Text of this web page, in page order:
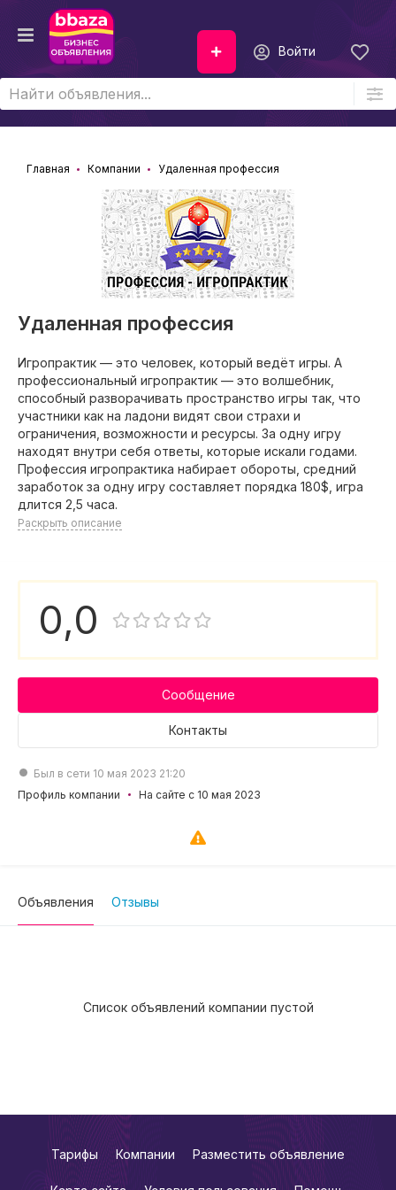
Войти
Главная Компании Удаленная профессия
Удаленная профессия
Игропрактик — это человек, который ведёт игры. А
профессиональный игропрактик — это волшебник,
способный разворачивать пространство игры так, что
участники как на ладони видят свои страхи и
ограничения, возможности и ресурсы. За одну игру
находят внутри себя ответы, которые искали годами.
Профессия игропрактика набирает обороты, средний
заработок за одну игру составляет порядка 180$, игра
длится 2,5 часа.
Раскрыть описание
0,0
Сообщение
Контакты
Был в сети 10 мая 2023 21:20
Профиль компании
На сайте с 10 мая 2023
Объявления Отзывы
Список объявлений компании пустой
Тарифы Компании Разместить объявление